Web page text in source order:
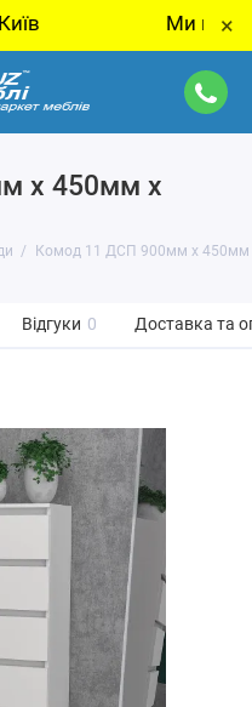
Ми ×
x 450мм x
Комод 11 ДСП 900мм x
Відгуки 0 Доставка та